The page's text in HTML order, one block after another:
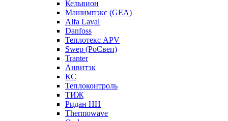
Кельвион
Машимпэкс (GEA)
Alfa Laval
Danfoss
Теплотекс APV
Swep (РоСвеп)
Tranter
Анвитэк
КС
Теплоконтроль
ТИЖ
Ридан НН
Thermowave